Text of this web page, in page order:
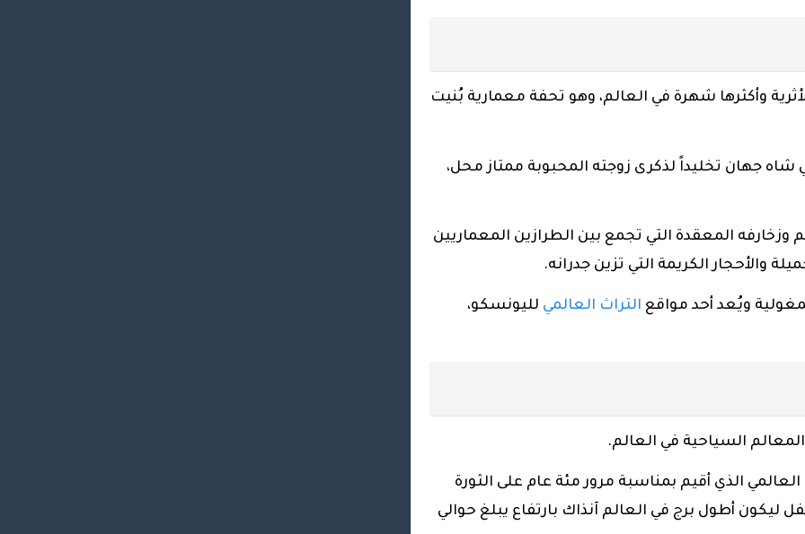
وأكثرها شهرة في العالم، وهو تحفة معمارية بُنيت
شاه جهان تخليداً لذكرى زوجته المحبوبة ممتاز محل،
المعقدة التي تجمع بين الطرازين المعماريين
والأحجار الكريمة التي تزين جدرانه.
ويُعد أحد مواقع التراث العالمي لليونسكو،
السياحية في العالم.
بالمعرض العالمي الذي أقيم بمناسبة مرور مئة عام على الثورة
أطول برج في العالم آنذاك بارتفاع يبلغ حوالي